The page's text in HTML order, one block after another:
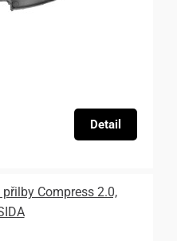
Detail
Compress 2.0,